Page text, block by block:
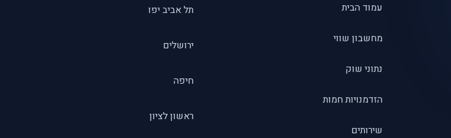
עמוד הבית
מחשבון שווי
נתוני שוק
הזדמנויות חמות
שירותים
תל אביב יפו
ירושלים
חיפה
ראשון לציון